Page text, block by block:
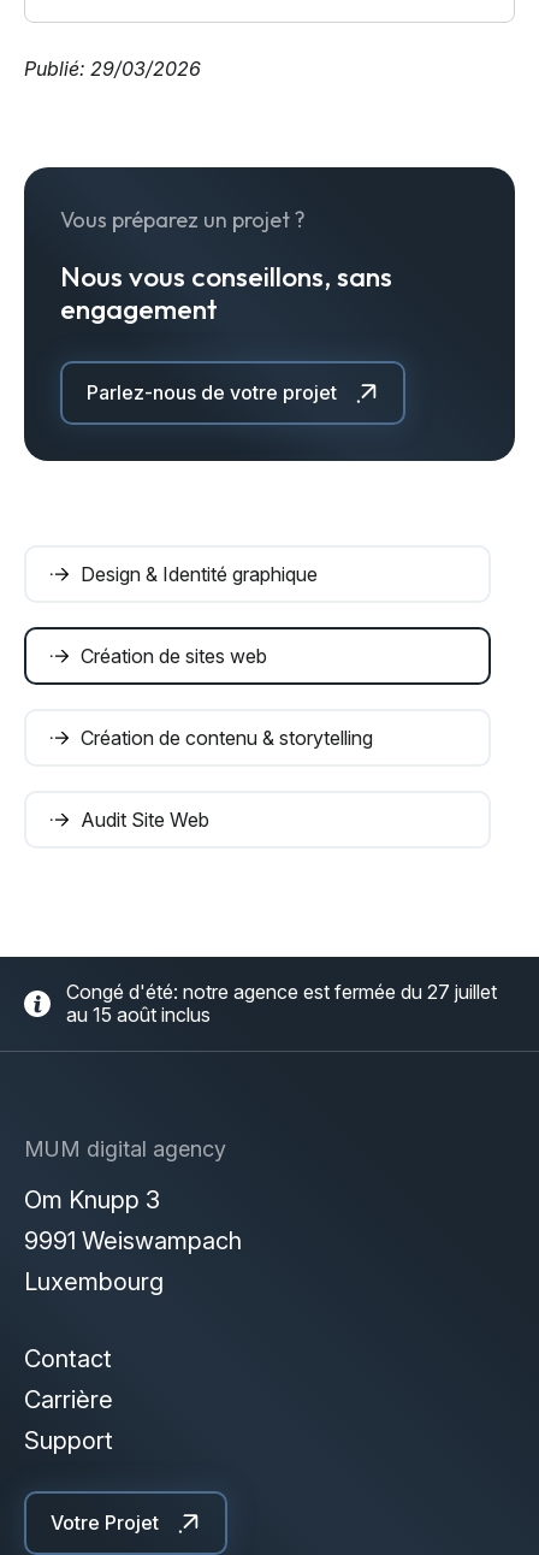
Publié: 29/03/2026
Vous préparez un projet ?
Nous vous conseillons, sans
engagement
Parlez-nous de votre projet
Design & Identité graphique
Création de sites web
Création de contenu & storytelling
Audit Site Web
Congé d'été: notre agence est fermée du 27 juillet
au 15 août inclus
MUM digital agency
Om Knupp 3
9991 Weiswampach
Luxembourg
Contact
Carrière
Support
Votre Projet